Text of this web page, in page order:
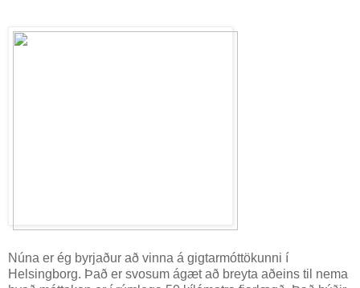
Núna er ég byrjaður að vinna á gigtarmóttökunni í
Helsingborg. Það er svosum ágæt að breyta aðeins til nema